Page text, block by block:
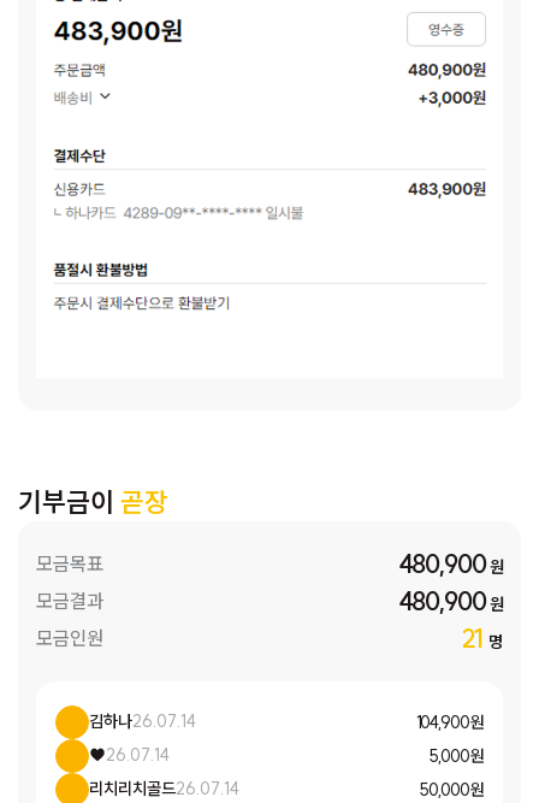
기부금이 곧장
모금목표 480,900원
모금결과 480,900원
모금인원 21 명
김하나26.07.14
104,900 원
♥26.07.14
5,000 원
리치리치골드26.07.14
50,000 원